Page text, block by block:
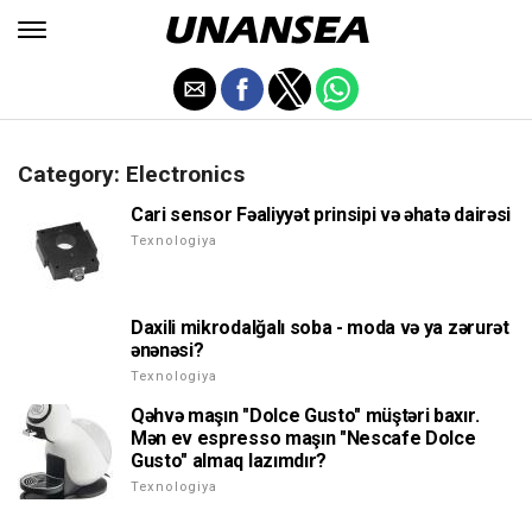
Category: Electronics
Cari sensor Fəaliyyət prinsipi və əhatə dairəsi
Texnologiya
Daxili mikrodalğalı soba - moda və ya zərurət
ənənəsi?
Texnologiya
Qəhvə maşın "Dolce Gusto" müştəri baxır.
Mən ev espresso maşın "Nescafe Dolce
Gusto" almaq lazımdır?
Texnologiya